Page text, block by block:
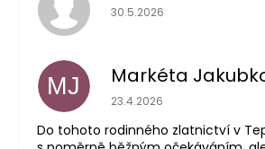
Hodnocení obchodu je 5
30.5.2026
MJ Markéta
Hodnocení obchodu je 5
23.4.2026
Do tohoto rodinného zlatnictví v